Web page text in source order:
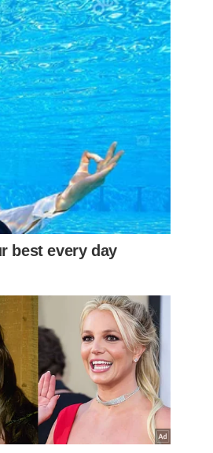
Dados da TBCA indicam
uma excelente opção para
do Oriente Médio.